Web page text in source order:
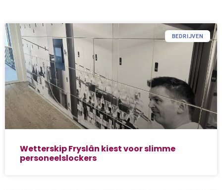
BEDRIJVEN
Wetterskip Fryslân kiest voor slimme
personeelslockers